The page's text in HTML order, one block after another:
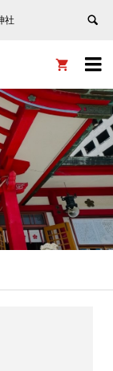
社

